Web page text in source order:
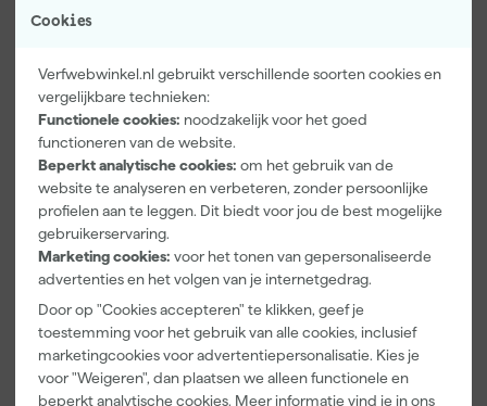
Cookies
Verfwebwinkel.nl gebruikt verschillende soorten cookies en
vergelijkbare technieken:
Functionele cookies: noodzakelijk voor het goed
functioneren van de website.
Beperkt analytische cookies: om het gebruik van de
website te analyseren en verbeteren, zonder persoonlijke
profielen aan te leggen. Dit biedt voor jou de best mogelijke
gebruikerservaring.
Marketing cookies: voor het tonen van gepersonaliseerde
advertenties en het volgen van je internetgedrag.
Door op "Cookies accepteren" te klikken, geef je
toestemming voor het gebruik van alle cookies, inclusief
marketingcookies voor advertentiepersonalisatie. Kies je
voor "Weigeren", dan plaatsen we alleen functionele en
beperkt analytische cookies. Meer informatie vind je in ons
Paintura
Lucamax
Washi tape -
50mx24mm
Morgen
bezorgd
Adviesprijs 6,00
3,99
incl. BTW
Farrow & Ball
F&B
Kleurenwaaie
r
Morgen
22,00
incl. BTW
And Go
Verfbak -
12cm Roller -
Inzetbakken
Morgen
3, 99
incl. BTW